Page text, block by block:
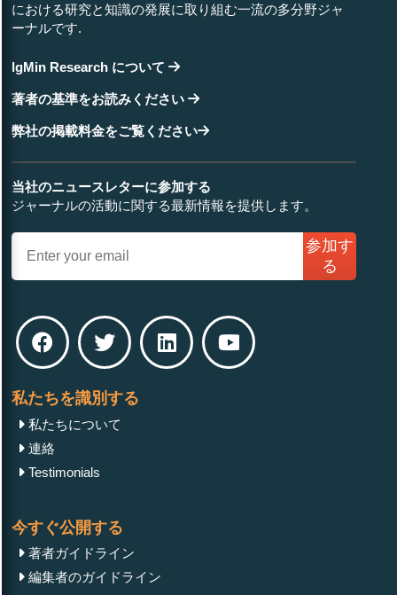
における研究と知識の発展に取り組む一流の多分野ジャ
ーナルです.
IgMin Research について
著者の基準をお読みください
弊社の掲載料金をご覧ください
当社のニュースレターに参加する
ジャーナルの活動に関する最新情報を提供します。
参加す
る
私たちを識別する
私たちについて
連絡
Testimonials
今すぐ公開する
著者ガイドライン
編集者のガイドライン